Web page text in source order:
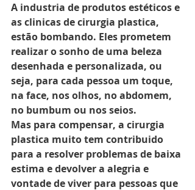
A industria de produtos estéticos e
as clinicas de cirurgia plastica,
estão bombando. Eles prometem
realizar o sonho de uma beleza
desenhada e personalizada, ou
seja, para cada pessoa um toque,
na face, nos olhos, no abdomem,
no bumbum ou nos seios.
Mas para compensar, a cirurgia
plastica muito tem contribuido
para a resolver problemas de baixa
estima e devolver a alegria e
vontade de viver para pessoas que